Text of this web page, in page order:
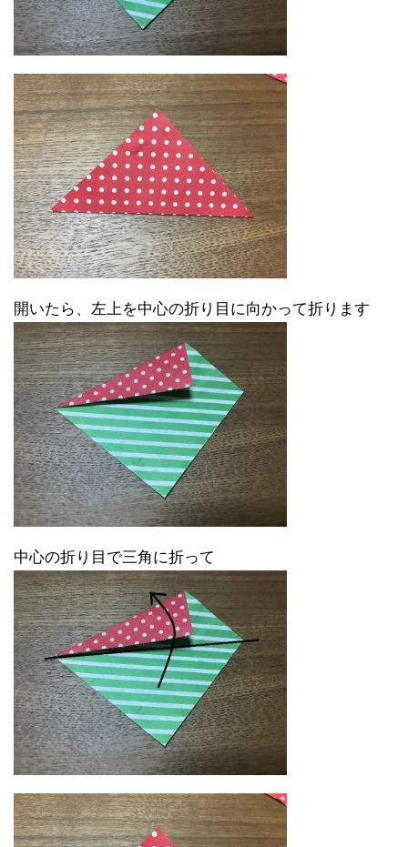
開いたら、左上を中心の折り目に向かって折ります
中心の折り目で三角に折って